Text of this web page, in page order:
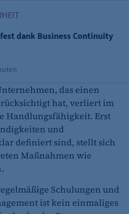
dank Business Continuity
das einen
hat, verliert im
Handlungsfähigkeit. Erst
und
definiert sind, stellt sich
Maßnahmen wie
Schulungen und
ist kein einmaliges